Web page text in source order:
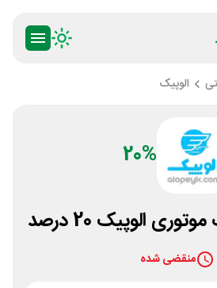
الوپیک
20%
الوپیک 20 درصد
منقضی شده